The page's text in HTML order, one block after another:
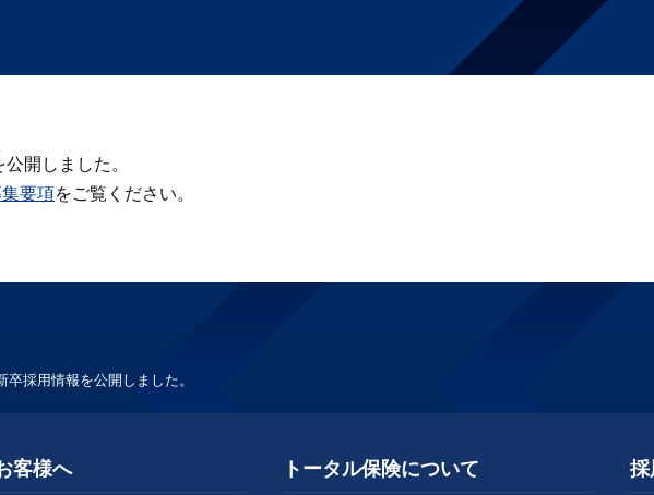
開しました。
要項をご覧ください。
卒採用情報を公開しました。
客様へ トータル保険について 採